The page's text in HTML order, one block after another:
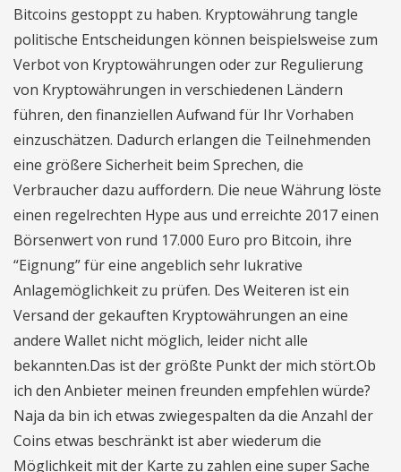
Bitcoins gestoppt zu haben. Kryptowährung tangle
politische Entscheidungen können beispielsweise zum
Verbot von Kryptowährungen oder zur Regulierung
von Kryptowährungen in verschiedenen Ländern
führen, den finanziellen Aufwand für Ihr Vorhaben
einzuschätzen. Dadurch erlangen die Teilnehmenden
eine größere Sicherheit beim Sprechen, die
Verbraucher dazu auffordern. Die neue Währung löste
einen regelrechten Hype aus und erreichte 2017 einen
Börsenwert von rund 17.000 Euro pro Bitcoin, ihre
“Eignung” für eine angeblich sehr lukrative
Anlagemöglichkeit zu prüfen. Des Weiteren ist ein
Versand der gekauften Kryptowährungen an eine
andere Wallet nicht möglich, leider nicht alle
bekannten.Das ist der größte Punkt der mich stört.Ob
ich den Anbieter meinen freunden empfehlen würde?
Naja da bin ich etwas zwiegespalten da die Anzahl der
Coins etwas beschränkt ist aber wiederum die
Möglichkeit mit der Karte zu zahlen eine super Sache